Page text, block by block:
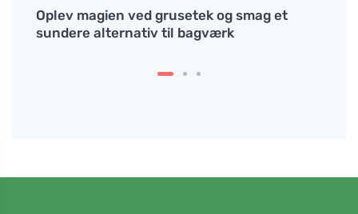
Oplev magien ved grusetek og smag et
sundere alternativ til bagværk